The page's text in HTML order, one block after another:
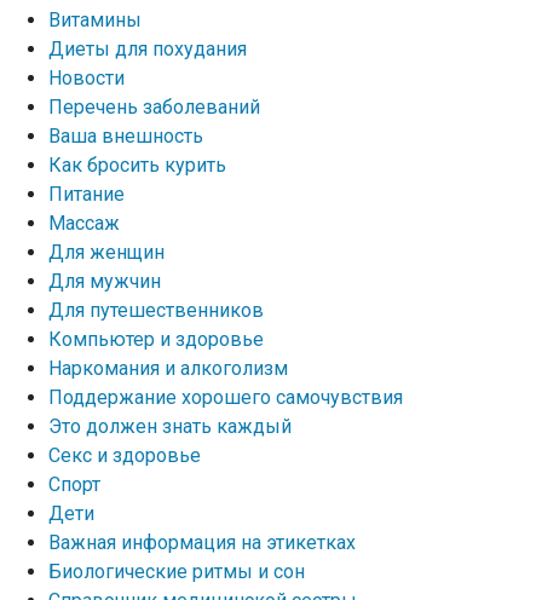
Витамины
Диеты для похудания
Новости
Перечень заболеваний
Ваша внешность
Как бросить курить
Питание
Массаж
Для женщин
Для мужчин
Для путешественников
Компьютер и здоровье
Наркомания и алкоголизм
Поддержание хорошего самочувствия
Это должен знать каждый
Секс и здоровье
Спорт
Дети
Важная информация на этикетках
Биологические ритмы и сон